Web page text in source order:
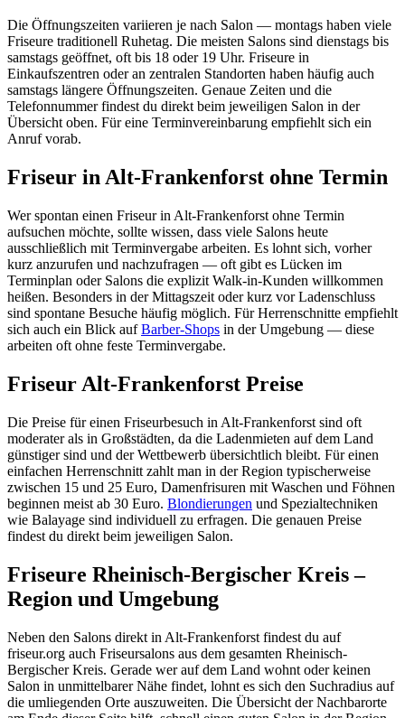
Die Öffnungszeiten variieren je nach Salon — montags haben viele
Friseure traditionell Ruhetag. Die meisten Salons sind dienstags bis
samstags geöffnet, oft bis 18 oder 19 Uhr. Friseure in
Einkaufszentren oder an zentralen Standorten haben häufig auch
samstags längere Öffnungszeiten. Genaue Zeiten und die
Telefonnummer findest du direkt beim jeweiligen Salon in der
Übersicht oben. Für eine Terminvereinbarung empfiehlt sich ein
Anruf vorab.
Friseur in Alt-Frankenforst ohne Termin
Wer spontan einen Friseur in Alt-Frankenforst ohne Termin
aufsuchen möchte, sollte wissen, dass viele Salons heute
ausschließlich mit Terminvergabe arbeiten. Es lohnt sich, vorher
kurz anzurufen und nachzufragen — oft gibt es Lücken im
Terminplan oder Salons die explizit Walk-in-Kunden willkommen
heißen. Besonders in der Mittagszeit oder kurz vor Ladenschluss
sind spontane Besuche häufig möglich. Für Herrenschnitte empfiehlt
sich auch ein Blick aufBarber-Shops in der Umgebung — diese
arbeiten oft ohne feste Terminvergabe.
Friseur Alt-Frankenforst Preise
Die Preise für einen Friseurbesuch in Alt-Frankenforst sind oft
moderater als in Großstädten, da die Ladenmieten auf dem Land
günstiger sind und der Wettbewerb übersichtlich bleibt. Für einen
einfachen Herrenschnitt zahlt man in der Region typischerweise
zwischen 15 und 25 Euro, Damenfrisuren mit Waschen und Föhnen
beginnen meist ab 30 Euro. Blondierungen und Spezialtechniken
wie Balayage sind individuell zu erfragen. Die genauen Preise
findest du direkt beim jeweiligen Salon.
Friseure Rheinisch-Bergischer Kreis –
Region und Umgebung
Neben den Salons direkt in Alt-Frankenforst findest du auf
friseur.org auch Friseursalons aus dem gesamten Rheinisch-
Bergischer Kreis. Gerade wer auf dem Land wohnt oder keinen
Salon in unmittelbarer Nähe findet, lohnt es sich den Suchradius auf
die umliegenden Orte auszuweiten. Die Übersicht der Nachbarorte